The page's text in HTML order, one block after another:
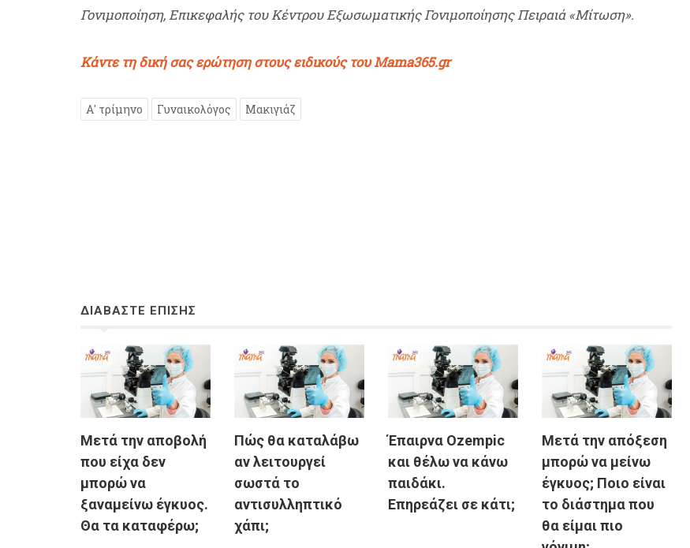
Γονιμοποίηση, Επικεφαλής του Κέντρου Εξωσωματικής Γονιμοποίησης Πειραιά «Μίτωση».
Κάντε τη δική σας ερώτηση στους ειδικούς του Mama365.gr
Α' τρίμηνο Γυναικολόγος Μακιγιάζ
ΔΙΑΒΑΣΤΕ ΕΠΙΣΗΣ
Μετά την αποβολή
που είχα δεν
μπορώ να
ξαναμείνω έγκυος.
Θα τα καταφέρω;
Πώς θα καταλάβω
αν λειτουργεί
σωστά το
αντισυλληπτικό
χάπι;
Έπαιρνα Ozempic
και θέλω να κάνω
παιδάκι.
Επηρεάζει σε κάτι;
Μετά την απόξεση
μπορώ να μείνω
έγκυος; Ποιο είναι
το διάστημα που
θα είμαι πιο